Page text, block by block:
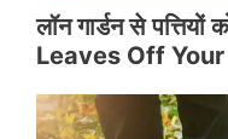
लॉन गार्डन से पत्तियों
Leaves Off